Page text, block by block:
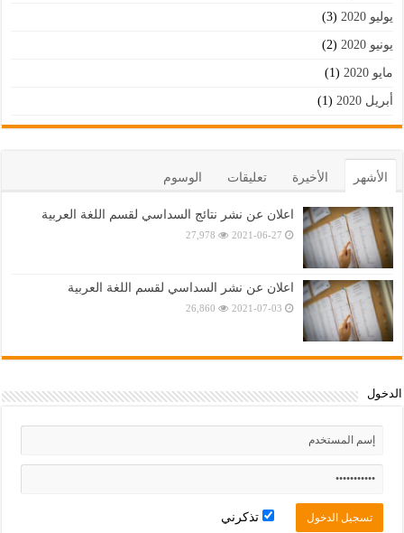
يوليو 2020 (3)
يونيو 2020 (2)
مايو 2020 (1)
أبريل 2020 (1)
الأشهر الأخيرة تعليقات الوسوم
اعلان عن نشر نتائج السداسي لقسم اللغة العربية
2021-06-27
27,978
اعلان عن نشر السداسي لقسم اللغة العربية
2021-07-03
26,860
الدخول
تذكرني